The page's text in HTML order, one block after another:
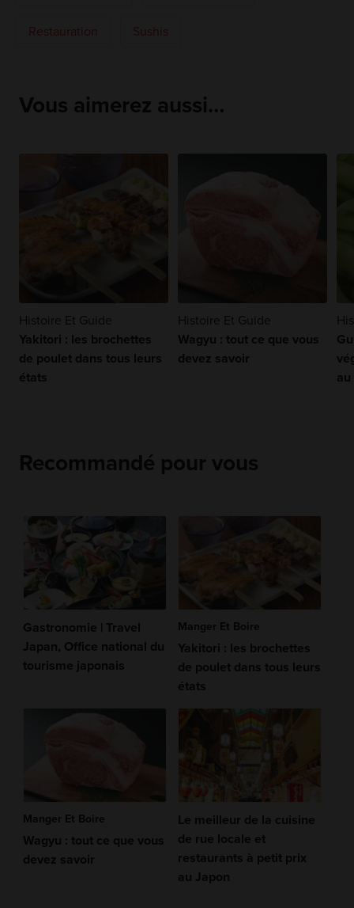
Restauration Sushis
Vous aimerez aussi…
Histoire Et Guide
Yakitori : les brochettes
de poulet dans tous leurs
états
Histoire Et Guide
Wagyu : tout ce que vous
devez savoir
au
Recommandé pour vous
Gastronomie | Travel
Japan, Office national du
tourisme japonais
Manger Et Boire
Yakitori : les brochettes
de poulet dans tous leurs
états
Manger Et Boire
Wagyu : tout ce que vous
devez savoir
Le meilleur de la cuisine
de rue locale et
restaurants à petit prix
au Japon